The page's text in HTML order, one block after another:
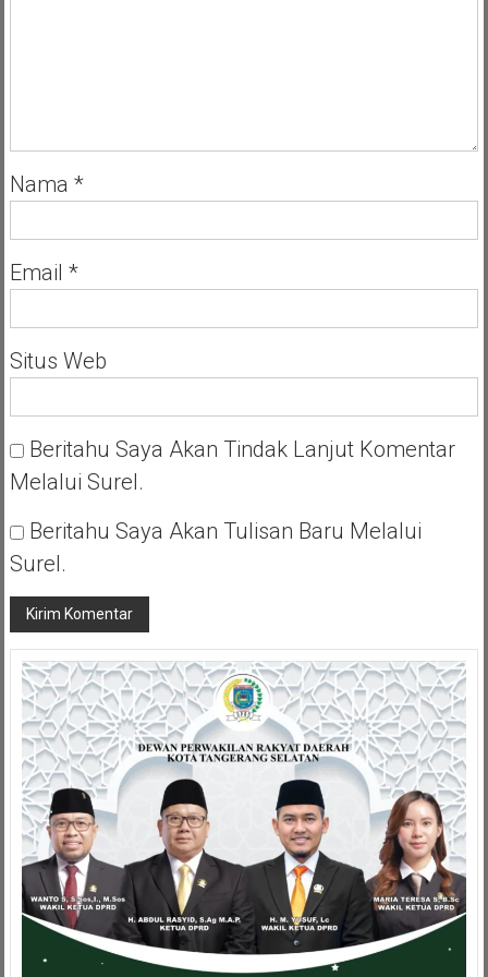
Nama *
Email *
Situs Web
Beritahu Saya Akan Tindak Lanjut Komentar
Melalui Surel.
Beritahu Saya Akan Tulisan Baru Melalui
Surel.